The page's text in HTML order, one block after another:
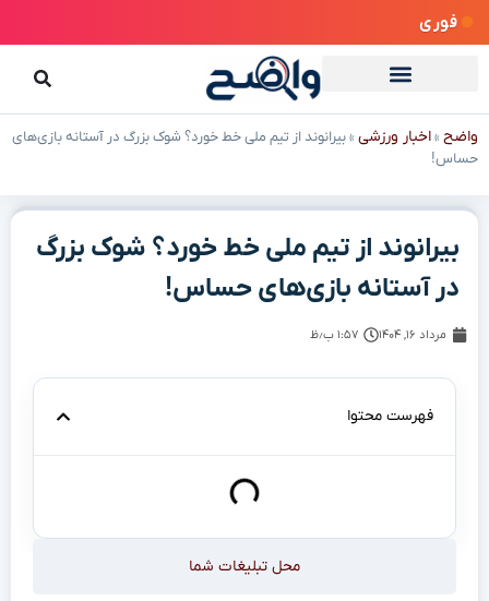
فوری
واضح »اخبار ورزشی »بیرانوند از تیم ملی خط خورد؟ شوک بزرگ در آستانه بازی‌های
حساس!
بیرانوند از تیم ملی خط خورد؟ شوک بزرگ
در آستانه بازی‌های حساس!
مرداد ۱۶, ۱۴۰۴ ۱:۵۷ ب٫ظ
فهرست محتوا
محل تبلیغات شما